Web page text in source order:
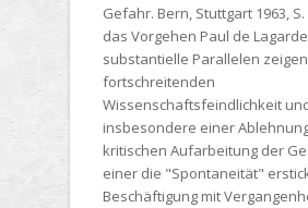
Gefahr. Bern, Stuttgart 1963,
das Vorgehen Paul de
substantielle Parallelen
fortschreitenden
Wissenschaftsfeindlichkeit
insbesondere einer
kritischen Aufarbeitung der
einer die "Spontaneität"
Beschäftigung mit